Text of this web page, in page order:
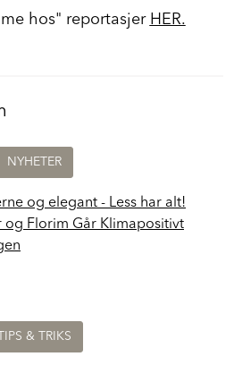
hos" reportasjer HER.
NYHETER
og elegant - Less har alt!
Florim Går Klimapositivt
TIPS & TRIKS